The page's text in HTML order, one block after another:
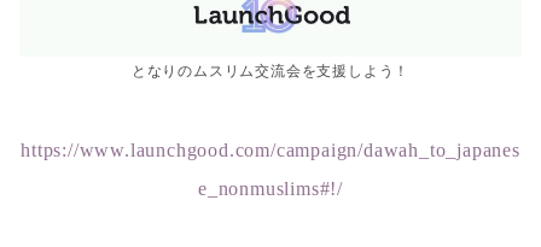
となりのムスリム交流会を支援しよう！
https://www.launchgood.com/campaign/dawah_to_japanes
e_nonmuslims#!/